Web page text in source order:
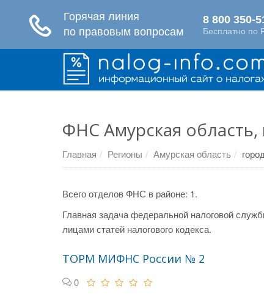
ФНС Амурская область,
Главная Регионы Амурская область
Всего отделов ФНС в районе: 1.
Главная задача федеральной налоговой
лицами статей налогового кодекса.
ТОРМ МИФНС России № 2
0